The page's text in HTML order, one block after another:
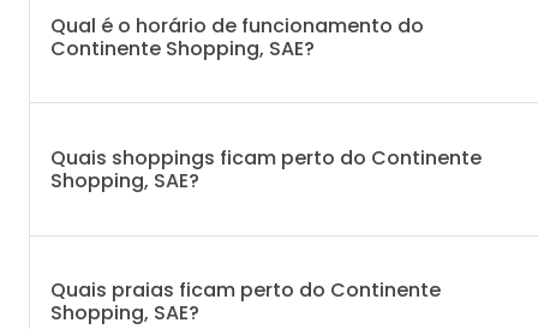
Qual é o horário de funcionamento do
Continente Shopping, SAE?
Quais shoppings ficam perto do Continente
Shopping, SAE?
Quais praias ficam perto do Continente
Shopping, SAE?